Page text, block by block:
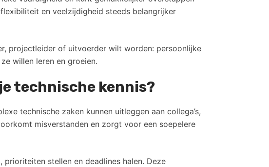
en veelzijdigheid steeds belangrijker
projectleider of uitvoerder wilt worden: persoonlijke
willen leren en groeien.
technische kennis?
technische zaken kunnen uitleggen aan collega’s,
misverstanden en zorgt voor een soepelere
stellen en deadlines halen. Deze